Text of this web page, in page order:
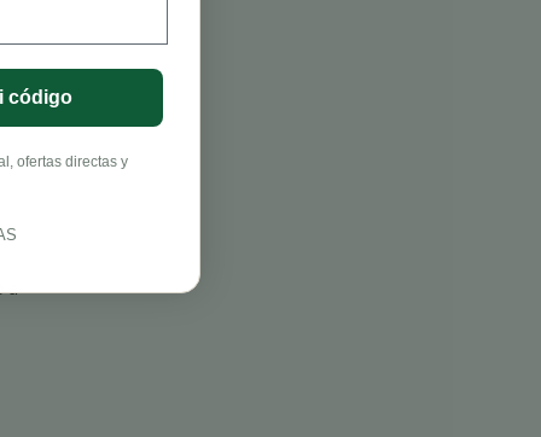
a
código
ofertas directas y